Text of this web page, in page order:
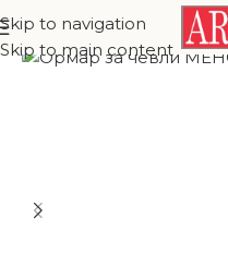
Skip to navigation
Skip to main content